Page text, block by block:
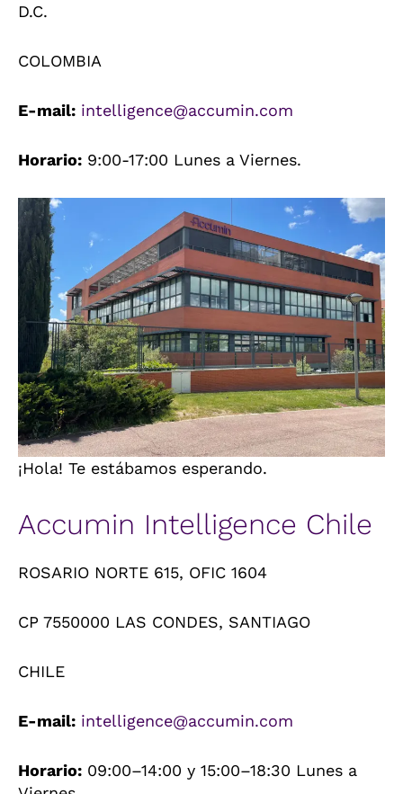
D.C.
COLOMBIA
E-mail: intelligence@accumin.com
Horario: 9:00-17:00 Lunes a Viernes.
¡Hola! Te estábamos esperando.
Accumin Intelligence Chile
ROSARIO NORTE 615, OFIC 1604
CP 7550000 LAS CONDES, SANTIAGO
CHILE
E-mail: intelligence@accumin.com
Horario: 09:00–14:00 y 15:00–18:30 Lunes a